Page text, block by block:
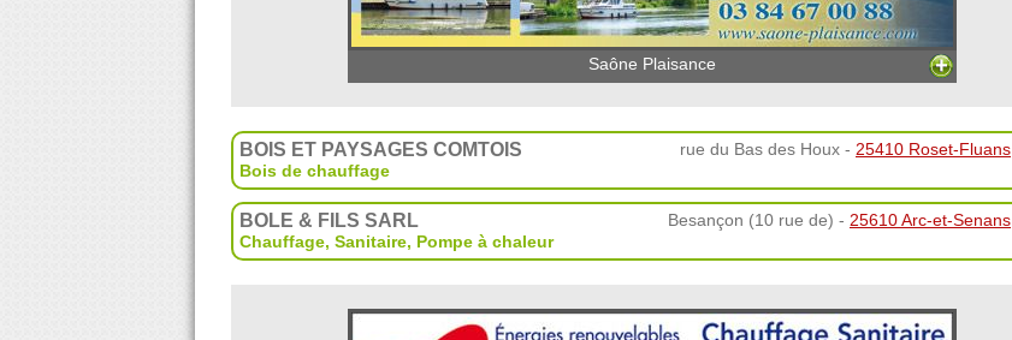
Saône Plaisance
BOIS ET PAYSAGES COMTOIS rue du Bas des Houx - 25410 Roset-Fluans
Bois de chauffage
BOLE & FILS SARL Besançon (10 rue de) - 25610 Arc-et-Senans
Chauffage, Sanitaire, Pompe à chaleur